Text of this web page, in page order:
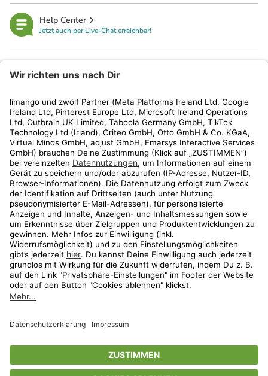
Help Center
Jetzt auch per Live-Chat erreichbar!
Kundenservice
Shop
Aktionen
Travel
* Streichpreise entsprechen der unverbindlichen Preisempfehlung des